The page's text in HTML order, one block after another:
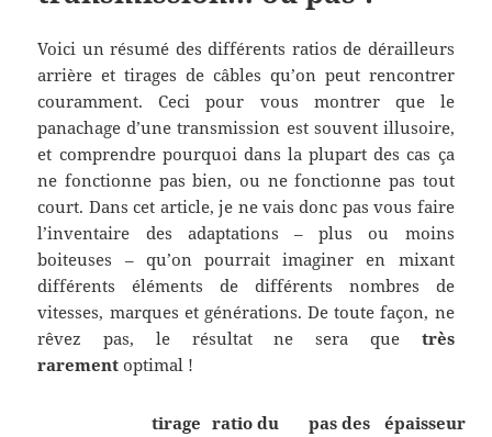
Flèches de France
Flèches de France
« vintage »
Voici un résumé des différents ratios de dérailleurs
arrière et tirages de câbles qu’on peut rencontrer
couramment. Ceci pour vous montrer que le
panachage d’une transmission est souvent illusoire,
et comprendre pourquoi dans la plupart des cas ça
ne fonctionne pas bien, ou ne fonctionne pas tout
court. Dans cet article, je ne vais donc pas vous faire
l’inventaire des adaptations – plus ou moins
boiteuses – qu’on pourrait imaginer en mixant
différents éléments de différents nombres de
vitesses, marques et générations. De toute façon, ne
rêvez pas, le résultat ne sera quetrès
rarement optimal !
tirage ratio du
pas des
épaisseur